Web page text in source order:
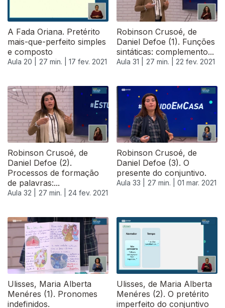
A Fada Oriana. Pretérito
mais-que-perfeito simples
e composto
Aula 20 | 27 min. | 17 fev. 2021
Robinson Crusoé, de
Daniel Defoe (1). Funções
sintáticas: complemento...
Aula 31 | 27 min. | 22 fev. 2021
Robinson Crusoé, de
Daniel Defoe (2).
Processos de formação
de palavras:...
Aula 32 | 27 min. | 24 fev. 2021
Robinson Crusoé, de
Daniel Defoe (3). O
presente do conjuntivo.
Aula 33 | 27 min. | 01 mar. 2021
Ulisses, Maria Alberta
Menéres (1). Pronomes
indefinidos.
Ulisses, de Maria Alberta
Menéres (2). O pretérito
imperfeito do conjuntivo
529115